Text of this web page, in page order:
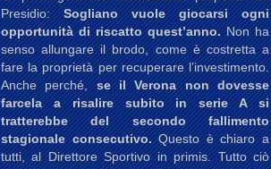
Presidio:Sogliano vuole giocarsi ogni
opportunità di riscatto quest’anno.Non ha
senso allungare il brodo, come è costretta a
fare la proprietà per recuperare l’investimento.
Anche perché,se il Verona non dovesse
farcela a risalire subito in serie A si
tratterebbe del secondo fallimento
stagionale consecutivo.Questo è chiaro a
tutti, al Direttore Sportivo in primis. Tutto ciò